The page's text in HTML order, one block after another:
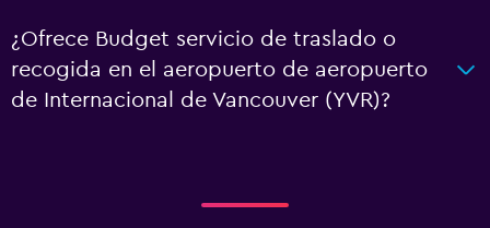
¿Ofrece Budget servicio de traslado o
recogida en el aeropuerto de aeropuerto
de Internacional de Vancouver (YVR)?